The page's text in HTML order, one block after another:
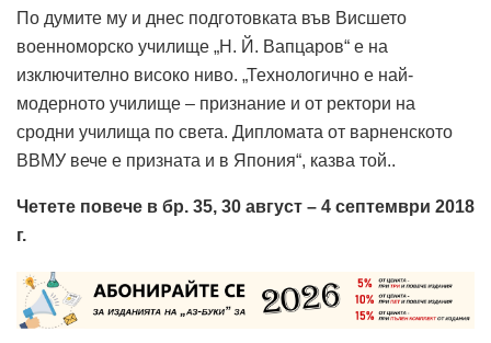
По думите му и днес подготовката във Висшето
военноморско училище „Н. Й. Вапцаров“ е на
изключително високо ниво. „Технологично е най-
модерното училище – признание и от ректори на
сродни училища по света. Дипломата от варненското
ВВМУ вече е призната и в Япония“, казва той..
Четете повече в бр. 35, 30 август – 4 септември 2018
г.